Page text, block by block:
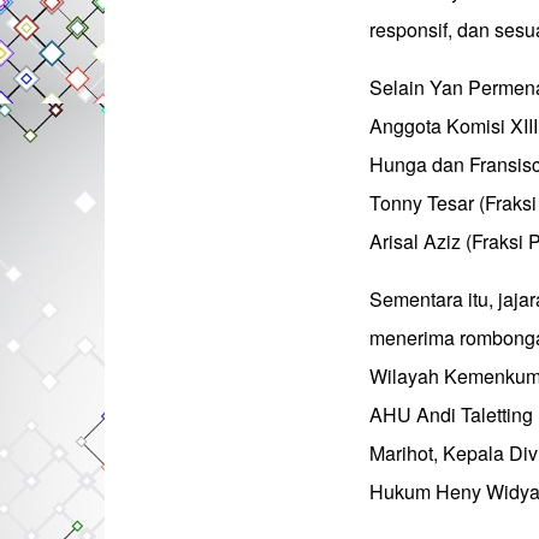
responsif, dan
Selain Yan
Anggota Komisi
Hunga dan
Tonny Tesar
Arisal Aziz (Fraksi
Sementara itu,
menerima
Wilayah
AHU Andi
Marihot, Kepala
Hukum Heny